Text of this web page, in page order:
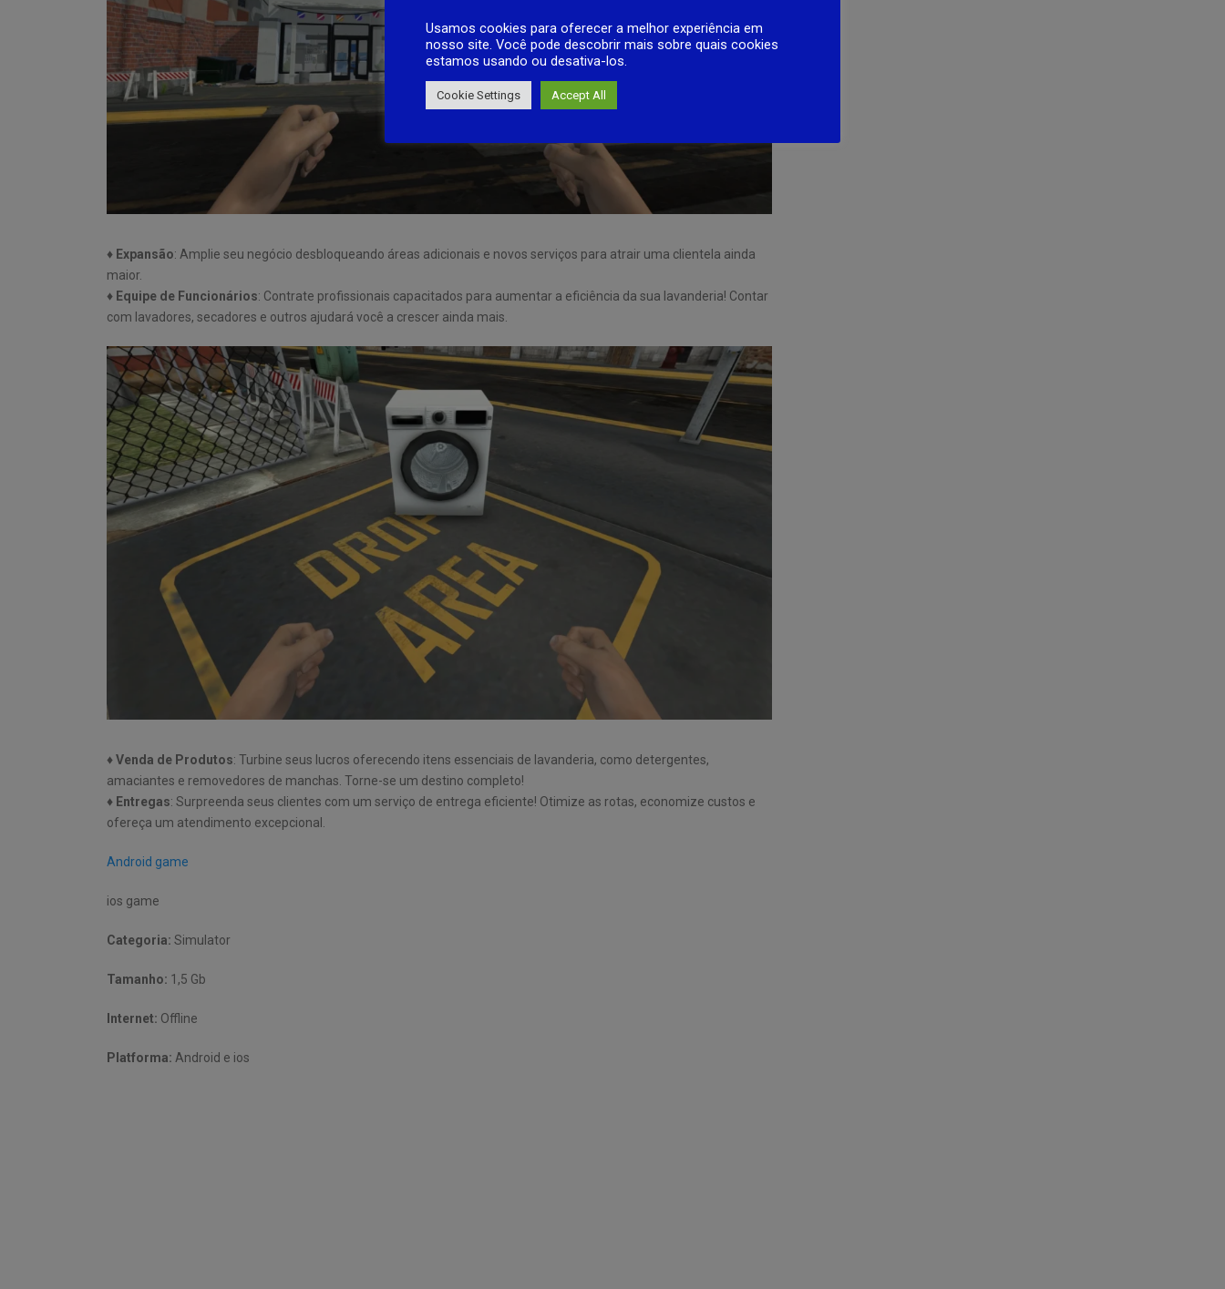
♦ Expansão: Amplie seu negócio desbloqueando áreas adicionais e novos serviços para atrair uma clientela ainda
maior.
♦ Equipe de Funcionários: Contrate profissionais capacitados para aumentar a eficiência da sua lavanderia! Contar
com lavadores, secadores e outros ajudará você a crescer ainda mais.
♦Venda de Produtos: Turbine seus lucros oferecendo itens essenciais de lavanderia, como detergentes,
amaciantes e removedores de manchas. Torne-se um destino completo!
♦ Entregas: Surpreenda seus clientes com um serviço de entrega eficiente! Otimize as rotas, economize custos e
ofereça um atendimento excepcional.
Android game
ios game
Categoria: Simulator
Tamanho: 1,5 Gb
Internet: Offline
Platforma: Android e ios
Usamos cookies para oferecer a melhor experiência em
nosso site. Você pode descobrir mais sobre quais cookies
estamos usando ou desativa-los.
Cookie Settings Accept All